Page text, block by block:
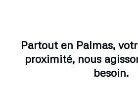
Partout en Palmas,
proximité, nous
besoin.